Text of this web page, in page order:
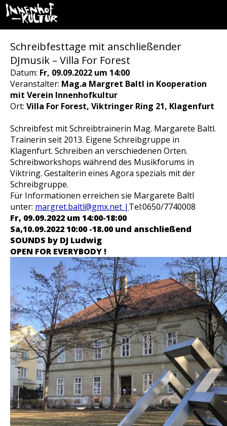
Schreibfesttage mit anschließender
DJmusik – Villa For Forest
Datum: Fr, 09.09.2022 um 14:00
Veranstalter: Mag.a Margret Baltl in Kooperation
mit Verein Innenhofkultur
Ort: Villa For Forest, Viktringer Ring 21, Klagenfurt
Schreibfest mit Schreibtrainerin Mag. Margarete Baltl.
Trainerin seit 2013. Eigene Schreibgruppe in
Klagenfurt. Schreiben an verschiedenen Orten.
Schreibworkshops während des Musikforums in
Viktring. Gestalterin eines Agora spezials mit der
Schreibgruppe.
Für Informationen erreichen sie Margarete Baltl
unter: margret.baltl@gmx.net | Tel:0650/7740008
Fr, 09.09.2022 um 14:00-18:00
Sa,10.09.2022 10:00 -18.00 und anschließend
SOUNDS by DJ Ludwig
OPEN FOR EVERYBODY !